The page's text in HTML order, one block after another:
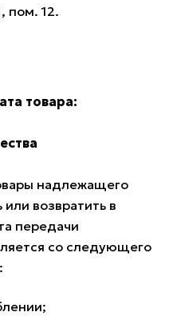
пом. 12.
товара:
надлежащего
возвратить в
передачи
со следующего